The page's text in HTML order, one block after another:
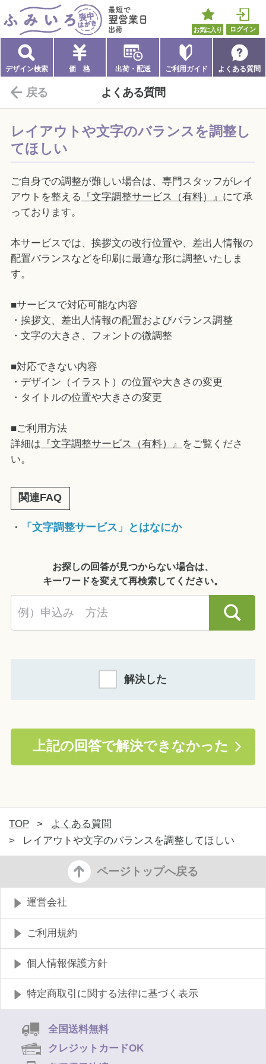
ふみいろ喪中はがき 最短で翌営業日出荷
お気に入り ログイン
デザイン検索 価 格 出荷・配送 ご利用ガイド よくある質問
よくある質問
戻る
レイアウトや文字のバランスを調整し
てほしい
ご自身での調整が難しい場合は、専門スタッフがレイ
アウトを整える
『文字調整サービス（有料）』 にて承
っております。
本サービスでは、挨拶文の改行位置や、差出人情報の
配置バランスなどを印刷に最適な形に調整いたしま
す。
■サービスで対応可能な内容
・挨拶文、差出人情報の配置およびバランス調整
・文字の大きさ、フォントの微調整
■対応できない内容
・デザイン（イラスト）の位置や大きさの変更
・タイトルの位置や大きさの変更
■ご利用方法
詳細は 『文字調整サービス（有料）』
をご覧くださ
い。
関連FAQ
・ 「文字調整サービス」とはなにか
お探しの回答が見つからない場合は、
キーワードを変えて再検索してください。
解決した
上記の回答で解決できなかった
TOP >
よくある質問
>
レイアウトや文字のバランスを調整してほしい
ページトップへ戻る
運営会社
ご利用規約
個人情報保護方針
特定商取引に関する法律に基づく表示
全国送料無料
クレジットカードOK